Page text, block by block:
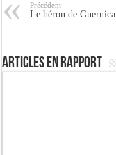
Précédent
Le héron de Guernica
Articles en rapport